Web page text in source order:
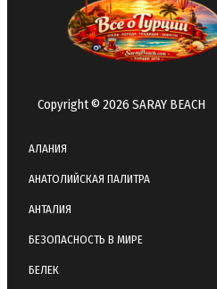
Copyright © 2026 SARAY BEACH
АЛАНИЯ
АНАТОЛИЙСКАЯ ПАЛИТРА
АНТАЛИЯ
БЕЗОПАСНОСТЬ В МИРЕ
БЕЛЕК